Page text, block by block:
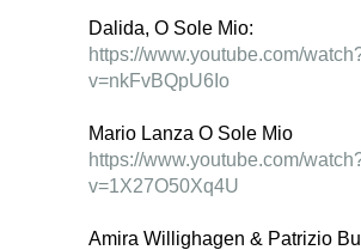
Dalida, O Sole Mio:
https://www.youtube.com/
v=nkFvBQpU6Io
Mario Lanza O Sole Mio
https://www.youtube.com/
v=1X27O50Xq4U
Amira Willighagen & Patrizio